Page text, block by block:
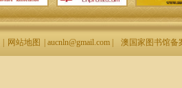
网站地图 | aucnln@gmail.com | 澳国家图书馆备